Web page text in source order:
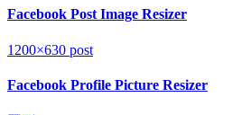
Facebook Post Image Resizer
1200×630 post
Facebook Profile Picture Resizer